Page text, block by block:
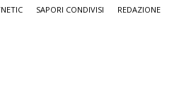
SAPORI CONDIVISI REDAZIONE